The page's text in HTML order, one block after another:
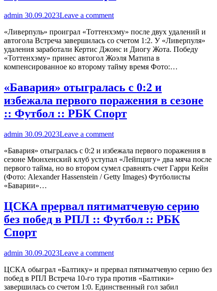
admin 30.09.2023Leave a comment
«Ливерпуль» проиграл «Тоттенхэму» после двух удалений и
автогола Встреча завершилась со счетом 1:2. У «Ливерпуля»
удаления заработали Кертис Джонс и Диогу Жота. Победу
«Тоттенхэму» принес автогол Жоэля Матипа в
компенсированное ко второму тайму время Фото:…
«Бавария» отыгралась с 0:2 и
избежала первого поражения в сезоне
:: Футбол :: РБК Спорт
admin 30.09.2023Leave a comment
«Бавария» отыгралась с 0:2 и избежала первого поражения в
сезоне Мюнхенский клуб уступал «Лейпцигу» два мяча после
первого тайма, но во втором сумел сравнять счет Гарри Кейн
(Фото: Alexander Hassenstein / Getty Images) Футболисты
«Баварии»…
ЦСКА прервал пятиматчевую серию
без побед в РПЛ :: Футбол :: РБК
Спорт
admin 30.09.2023Leave a comment
ЦСКА обыграл «Балтику» и прервал пятиматчевую серию без
побед в РПЛ Встреча 10-го тура против «Балтики»
завершилась со счетом 1:0. Единственный гол забил